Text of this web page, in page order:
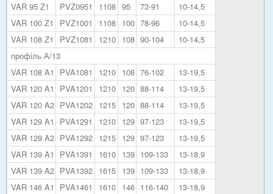
VAR 95 Z1
PVZ0951 1108 95 73-91
10-14,5
VAR 100 Z1
PVZ1001 1108 100 78-96
10-14,5
VAR 108 Z1
PVZ1081 1210 108 90-104
10-14,5
профіль А/13
VAR 108 A1
PVA1081 1210 108 76-102
13-19,5
VAR 120 A1
PVA1201 1210 120 88-114
13-19,5
VAR 120 A2 PVA1202 1215 120 88-114
13-19,5
VAR 129 A1
PVA1291 1210 129 97-123
13-19,5
VAR 129 A2 PVA1292 1215 129 97-123
13-19,5
VAR 139 A1
PVA1391 1610 139 109-133
13-18,9
VAR 139 A2 PVA1392 1615 139 109-133
13-18,9
VAR 146 A1
PVA1461 1610 146 116-140
13-18,9